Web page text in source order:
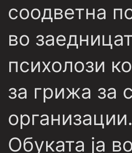
соодветна
во
психолози
за грижа за
организации.
Обуката ја